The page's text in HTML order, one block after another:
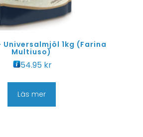
1kg (Farina
Multiuso)
54.95 kr
Läs mer